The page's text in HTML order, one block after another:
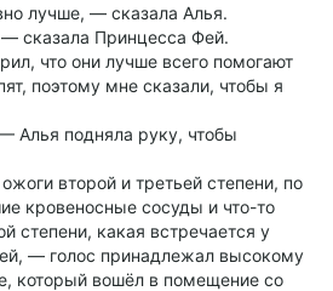
лучше, — сказала Алья.
Принцесса Фей.
что они лучше всего помогают
поэтому мне сказали, чтобы я
подняла руку, чтобы
второй и третьей степени, по
кровеносные сосуды и что-то
степени, какая встречается у
— голос принадлежал высокому
который вошёл в помещение со